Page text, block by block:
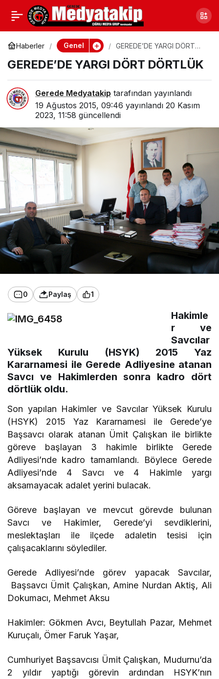
Haberler Genel
GEREDE’DE YARGI DÖRT
GEREDE’DE YARGI DÖRT DÖRTLÜK
Gerede Medyatakip tarafından yayınlandı
19 Ağustos 2015, 09:46 yayınlandı 20 Kasım
2023, 11:58 güncellendi
0 Paylaş 1
Hakimle
r ve
Savcılar
Yüksek Kurulu (HSYK) 2015 Yaz
Kararnamesi ile Gerede Adliyesine atanan
Savcı ve Hakimlerden sonra kadro dört
dörtlük oldu.
Son yapılan Hakimler ve Savcılar Yüksek Kurulu
(HSYK) 2015 Yaz Kararnamesi ile Gerede’ye
Başsavcı olarak atanan Ümit Çalışkan ile birlikte
göreve başlayan 3 hakimle birlikte Gerede
Adliyesi’nde kadro tamamlandı. Böylece Gerede
Adliyesi’nde 4 Savcı ve 4 Hakimle yargı
aksamayacak adalet yerini bulacak.
Göreve başlayan ve mevcut görevde bulunan
Savcı ve Hakimler, Gerede’yi sevdiklerini,
meslektaşları ile ilçede adaletin tesisi için
çalışacaklarını söylediler.
Gerede Adliyesi’nde görev yapacak Savcılar,
Başsavcı Ümit Çalışkan, Amine Nurdan Aktiş, Ali
Dokumacı, Mehmet Aksu
Hakimler: Gökmen Avcı, Beytullah Pazar, Mehmet
Kuruçalı, Ömer Faruk Yaşar,
Cumhuriyet Başsavcısı Ümit Çalışkan, Mudurnu’da
2 yıldır yaptığı görevin ardından HSYK’nın
ALLAR: “MEMLEKETİN
AŞIĞIZ, SEVDALISIYIZ”
Paylaş